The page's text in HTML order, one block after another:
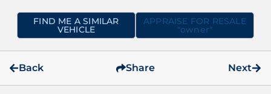
FIND ME A SIMILAR
VEHICLE
APPRAISE FOR RESALE
"owner"
Back Next
Share